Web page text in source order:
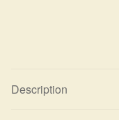
Validation de la
Description